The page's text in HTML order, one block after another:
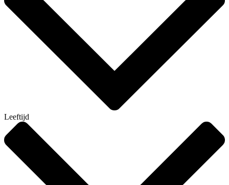
Leeftijd